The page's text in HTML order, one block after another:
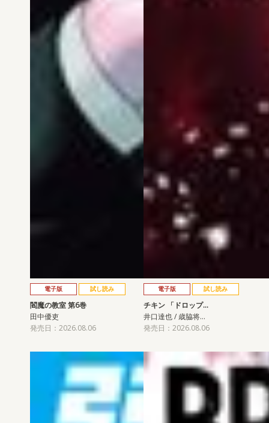
電子版 試し読み
閻魔の教室 第6巻
田中優吏
発売日：2026.08.06
電子版 試し読み
チキン 「ドロップ…
井口達也 / 歳脇将…
発売日：2026.08.06